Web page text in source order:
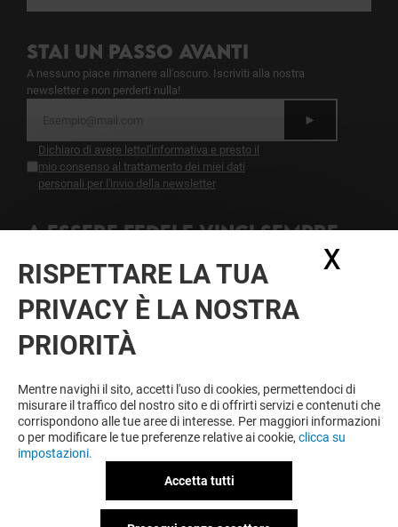
STAI UN PASSO AVANTI
A nessuno piace rimanere all'oscuro. Iscriviti alla nostra
newsletter e non perderti nulla!
Dichiaro di avere letto l'informativa e presto il
mio consenso al trattamento dei miei dati
personali per l'invio della newsletter
A ESSERE FEDELE VINCI SEMPRE
tutto l'anno di vantaggi, offerte e servizi esclusivi a
Campania e presso i nostri partner.
Informativa sulla privacy
Informativa Sulla Newsletter
Informativa contatti e affitto spazi
Informativa questionario di gradimento
Informativa sui cookies
Informativa Facebook
Informativa Videosorveglianza Centro
RISPETTARE LA TUA
PRIVACY È LA NOSTRA
PRIORITÀ
Mentre navighi il sito, accetti l'uso di cookies, permettendoci di
misurare il traffico del nostro sito e di offrirti servizi e contenuti che
corrispondono alle tue aree di interesse. Per maggiori informazioni
o per modificare le tue preferenze relative ai cookie, clicca su
impostazioni.
Accetta tutti
X